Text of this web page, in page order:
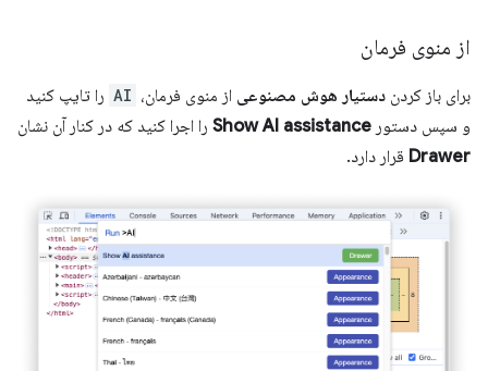
از منوی فرمان
برای باز کردن دستیار هوش مصنوعی از منوی فرمان، AI را تایپ کنید
و سپس دستور Show AI assistance را اجرا کنید که در کنار آن نشان
Drawer قرار دارد.